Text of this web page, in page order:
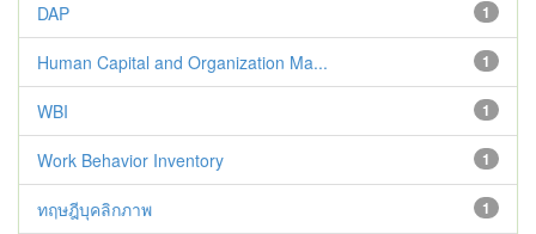
1
DAP
1
Human Capital and Organization Ma...
1
WBI
1
Work Behavior Inventory
1
ทฤษฎีบุคลิกภาพ